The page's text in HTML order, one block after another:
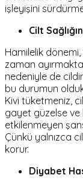
işleyişini
Cilt
Hamilelik
zaman
nedeniyle de
bu durumun
Kivi tüketmeniz,
gayet güzelse
etkilenmeyen
Çünkü yalnızca
korur.
Diyabet